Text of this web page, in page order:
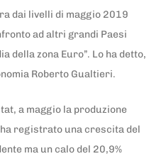
dai livelli di maggio 2019
ad altri grandi Paesi
della zona Euro”. Lo ha detto,
Roberto Gualtieri.
a maggio la produzione
registrato una crescita del
ma un calo del 20,9%